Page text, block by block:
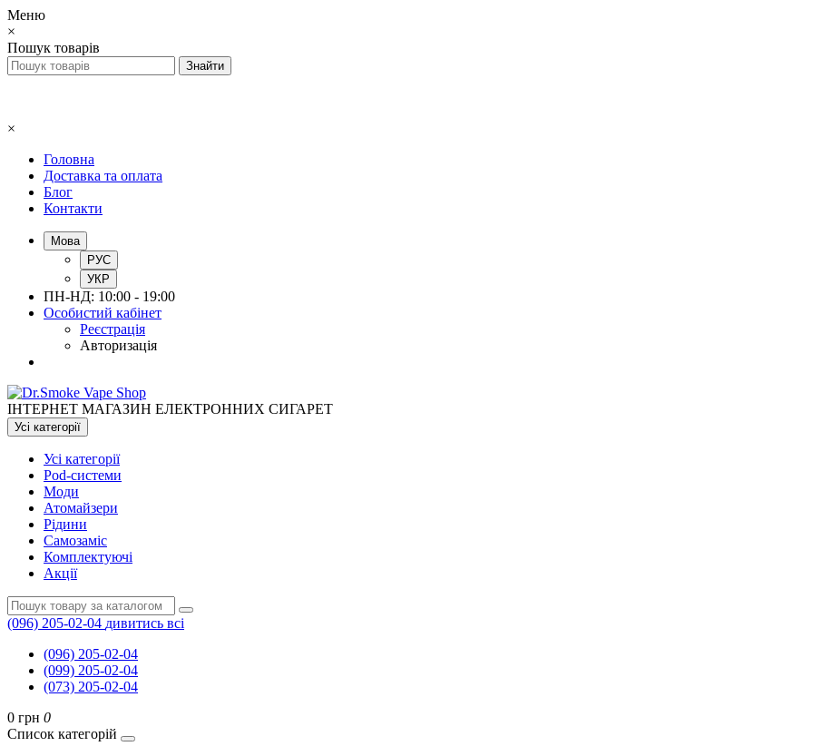
Меню
×
Пошук товарів
×
Головна
Доставка та оплата
Блог
Контакти
Мова
РУС
УКР
ПН-НД: 10:00 - 19:00
Особистий кабінет
Реєстрація
Авторизація
ІНТЕРНЕТ МАГАЗИН ЕЛЕКТРОННИХ СИГАРЕТ
Усі категорії
Усі категорії
Pod-системи
Моди
Атомайзери
Рідини
Самозаміс
Комплектуючі
Акції
(096) 205-02-04 дивитись всі
(096) 205-02-04
(099) 205-02-04
(073) 205-02-04
0 грн 0
Список категорій